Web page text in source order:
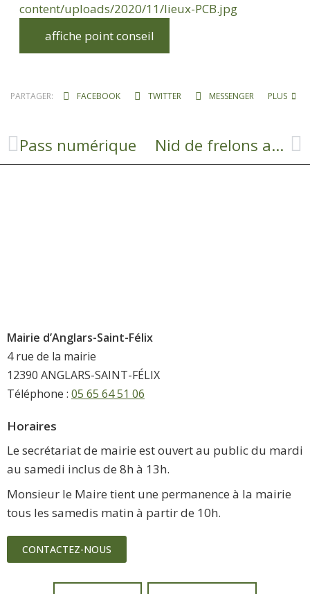
content/uploads/2020/11/lieux-PCB.jpg
affiche point conseil
PARTAGER: FACEBOOK TWITTER MESSENGER PLUS
Pass numérique Nid de frelons asiatiques
Mairie d’Anglars-Saint-Félix
4 rue de la mairie
12390 ANGLARS-SAINT-FÉLIX
Téléphone : 05 65 64 51 06
Horaires
Le secrétariat de mairie est ouvert au public du mardi
au samedi inclus de 8h à 13h.
Monsieur le Maire tient une permanence à la mairie
tous les samedis matin à partir de 10h.
CONTACTEZ-NOUS